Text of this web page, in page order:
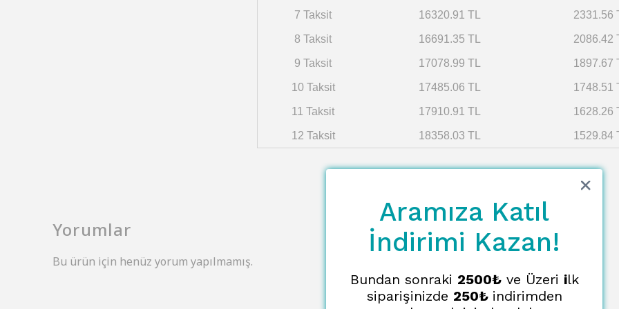
7 Taksit 16320.91 TL 2331.56
8 Taksit 16691.35 TL 2086.42
9 Taksit 17078.99 TL 1897.67
10 Taksit 17485.06 TL 1748.51
11 Taksit 17910.91 TL 1628.26
12 Taksit 18358.03 TL 1529.84
Yorumlar
Bu ürün için henüz yorum yapılmamış.
Aramıza Katıl
İndirimi Kazan!
Bundan sonraki 2500₺ve Üzeri ilk
siparişinizde 250₺ indirimden